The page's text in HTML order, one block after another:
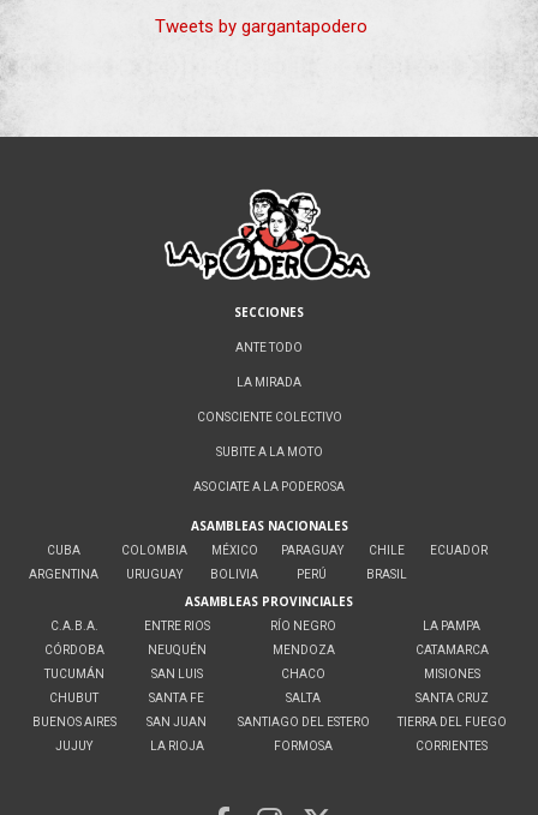
Tweets by gargantapodero
SECCIONES
ANTE TODO
LA MIRADA
CONSCIENTE COLECTIVO
SUBITE A LA MOTO
ASOCIATE A LA PODEROSA
ASAMBLEAS NACIONALES
CUBA
ARGENTINA
COLOMBIA
URUGUAY
MÉXICO
BOLIVIA
PARAGUAY
PERÚ
CHILE
BRASIL
ECUADOR
ASAMBLEAS PROVINCIALES
C.A.B.A.
CÓRDOBA
TUCUMÁN
CHUBUT
BUENOS AIRES
JUJUY
ENTRE RIOS
NEUQUÉN
SAN LUIS
SANTA FE
SAN JUAN
LA RIOJA
RÍO NEGRO
MENDOZA
CHACO
SALTA
SANTIAGO DEL ESTERO
FORMOSA
LA PAMPA
CATAMARCA
MISIONES
SANTA CRUZ
TIERRA DEL FUEGO
CORRIENTES